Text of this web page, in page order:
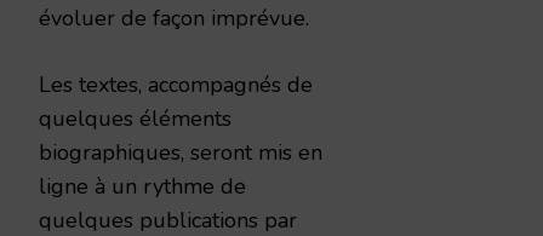
évoluer de façon imprévue.
Les textes, accompagnés de
quelques éléments
biographiques, seront mis en
ligne à un rythme de
quelques publications par